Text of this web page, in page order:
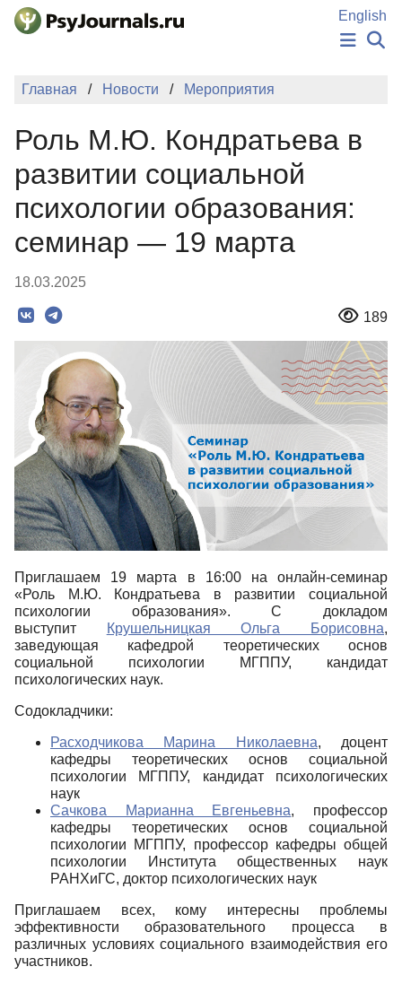
Перейти к основному содержанию
English
НОВОСТИ
ПОДАТЬ РУКОПИСЬ
КЛЮЧЕВЫЕ СЛОВА
Регистрация
Вход
Главная Новости Мероприятия
Роль М.Ю. Кондратьева в
развитии социальной
психологии образования:
семинар — 19 марта
18.03.2025
189
Приглашаем 19 марта в 16:00 на онлайн-семинар
«Роль М.Ю. Кондратьева в развитии социальной
психологии образования». С докладом
выступит
Крушельницкая Ольга Борисовна,
заведующая кафедрой теоретических основ
социальной психологии МГППУ, кандидат
психологических наук.
Содокладчики:
Расходчикова Марина Николаевна, доцент
кафедры теоретических основ социальной
психологии МГППУ, кандидат психологических
наук
Сачкова Марианна Евгеньевна, профессор
кафедры теоретических основ социальной
психологии МГППУ, профессор кафедры общей
психологии Института общественных наук
РАНХиГС, доктор психологических наук
Приглашаем всех, кому интересны проблемы
эффективности образовательного процесса в
различных условиях социального взаимодействия его
участников.